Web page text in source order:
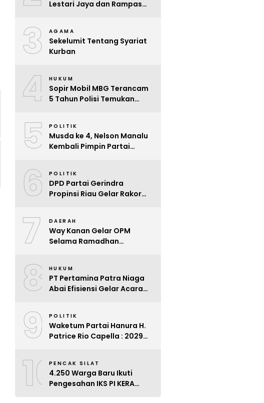
Lestari Jaya dan Rampas
3 AGAMA
Sekelumit Tentang Syariat
Kurban
4 HUKUM
Sopir Mobil MBG Terancam
5 Tahun Polisi Temukan
5 POLITIK
Musda ke 4, Nelson Manalu
Kembali Pimpin Partai
6 POLITIK
DPD Partai Gerindra
Propinsi Riau Gelar Rakor
7 DAERAH
Way Kanan Gelar OPM
Selama Ramadhan
8 HUKUM
PT Pertamina Patra Niaga
Abai Efisiensi Gelar Acara
9 POLITIK
Waketum Partai Hanura H.
Patrice Rio Capella : 2029
10PENCAK SILAT
4.250 Warga Baru Ikuti
Pengesahan IKS PI KERA